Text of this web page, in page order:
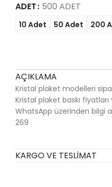
ADET 500 ADET
10 Adet 50 Adet 200
AÇIKLAMA
Kristal plaket modelleri
Kristal plaket baskı
WhatsApp üzerinden bilgi
269
KARGO VE TESLIMAT